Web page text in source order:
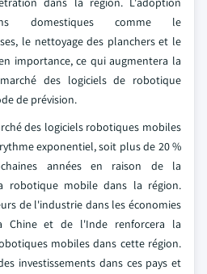
domestiques comme le
le nettoyage des planchers et le
importance, ce qui augmentera la
des logiciels de robotique
de prévision.
des logiciels robotiques mobiles
exponentiel, soit plus de 20 %
années en raison de la
robotique mobile dans la région.
de l'industrie dans les économies
Chine et de l'Inde renforcera la
mobiles dans cette région.
investissements dans ces pays et